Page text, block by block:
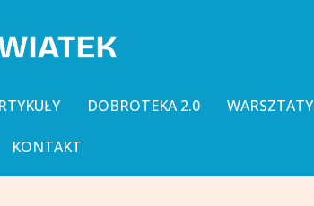
DOBROTEKA 2.0 WARSZTATY
KONTAKT